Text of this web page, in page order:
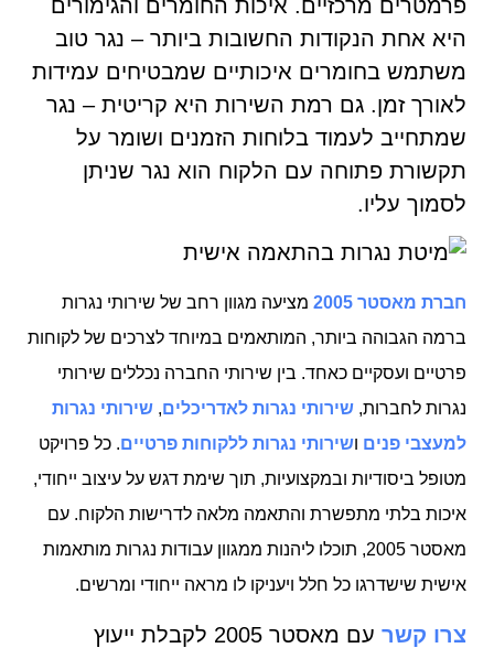
פרמטרים מרכזיים. איכות החומרים והגימורים
היא אחת הנקודות החשובות ביותר – נגר טוב
משתמש בחומרים איכותיים שמבטיחים עמידות
לאורך זמן. גם רמת השירות היא קריטית – נגר
שמתחייב לעמוד בלוחות הזמנים ושומר על
תקשורת פתוחה עם הלקוח הוא נגר שניתן
לסמוך עליו.
חברת מאסטר 2005
מציעה מגוון רחב של שירותי נגרות
ברמה הגבוהה ביותר, המותאמים במיוחד לצרכים של לקוחות
פרטיים ועסקיים כאחד. בין שירותי החברה נכללים שירותי
נגרות לחברות, שירותי נגרות לאדריכלים, שירותי נגרות
למעצבי פנים ושירותי נגרות ללקוחות פרטיים. כל פרויקט
מטופל ביסודיות ובמקצועיות, תוך שימת דגש על עיצוב ייחודי,
איכות בלתי מתפשרת והתאמה מלאה לדרישות הלקוח. עם
מאסטר 2005, תוכלו ליהנות ממגוון עבודות נגרות מותאמות
אישית שישדרגו כל חלל ויעניקו לו מראה ייחודי ומרשים.
צרו קשר
עם מאסטר 2005 לקבלת ייעוץ